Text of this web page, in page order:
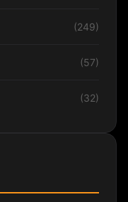
(249)
(57)
(32)